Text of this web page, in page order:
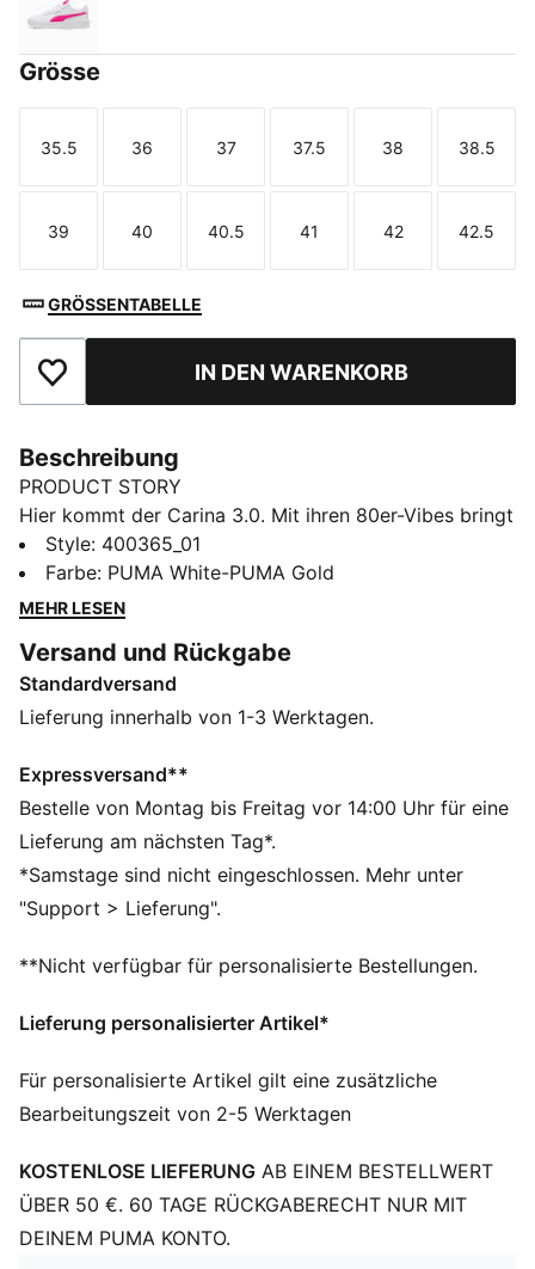
PUMA White-Pink Opal
Grösse
Größe
35.5
Größe
36
Größe
37
Größe
37.5
Größe
38
Größe
38.5
Größe
39
Größe
40
Größe
40.5
Größe
41
Größe
42
Größe
42.5
GRÖSSENTABELLE
Zu Favoriten hinzufügenIN DEN WARENKORB
Beschreibung
PRODUCT STORY
Hier kommt der Carina 3.0. Mit ihren 80er-Vibes bringt
diese klassische Tennis-Silhouette den entspannten
Beach-Style Kaliforniens direkt in deinen Look. Der
Carina 3.0 bleibt seinem beliebten Look treu, aber
FEATURES + VORTEILE
Das Obermaterial der Schuhe besteht zu mindestens
30 % aus recycelten Materialien
Komfort, die dank der extradicken Ferse für eine
weiche Dämpfung sorgt
DETAILS
Reguläre Breite
Absatzart: Flach
Schnürung
PUMA Branding-Details
Innensohle: Textil; Zwischensohle: Gummi; Laufsohle:
Style: 400365_01
Farbe: PUMA White-PUMA Gold
MEHR LESEN
Versand und Rückgabe
Standardversand
Lieferung innerhalb von 1-3 Werktagen.
Expressversand**
Bestelle von Montag bis Freitag vor 14:00 Uhr für eine
Lieferung am nächsten Tag*.
*Samstage sind nicht eingeschlossen. Mehr unter
"Support > Lieferung".
**Nicht verfügbar für personalisierte Bestellungen.
Lieferung personalisierter Artikel*
Für personalisierte Artikel gilt eine zusätzliche
Bearbeitungszeit von 2-5 Werktagen
KOSTENLOSE LIEFERUNG AB EINEM BESTELLWERT
ÜBER 50 €. 60 TAGE RÜCKGABERECHT NUR MIT
DEINEM PUMA KONTO.